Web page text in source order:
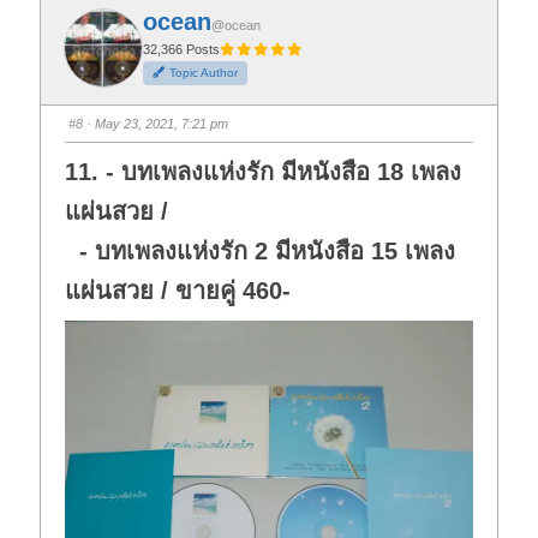
f
o
r
t
h
u
m
b
d
o
.
o
t
h
u
m
b
u
p
ocean@ocean
32,366 Posts
Topic Author
#8 · May 23, 2021, 7:21 pm
11. - บทเพลงแห่งรัก มีหนังสือ 18 เพลง
แผ่นสวย /
- บทเพลงแห่งรัก 2 มีหนังสือ 15 เพลง
แผ่นสวย / ขายคู่ 460-